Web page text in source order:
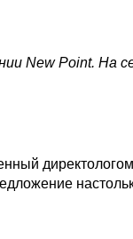
New Point. На